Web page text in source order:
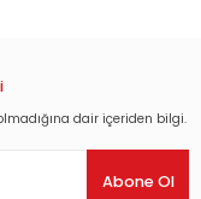
dair içeriden bilgi.
Abone Ol